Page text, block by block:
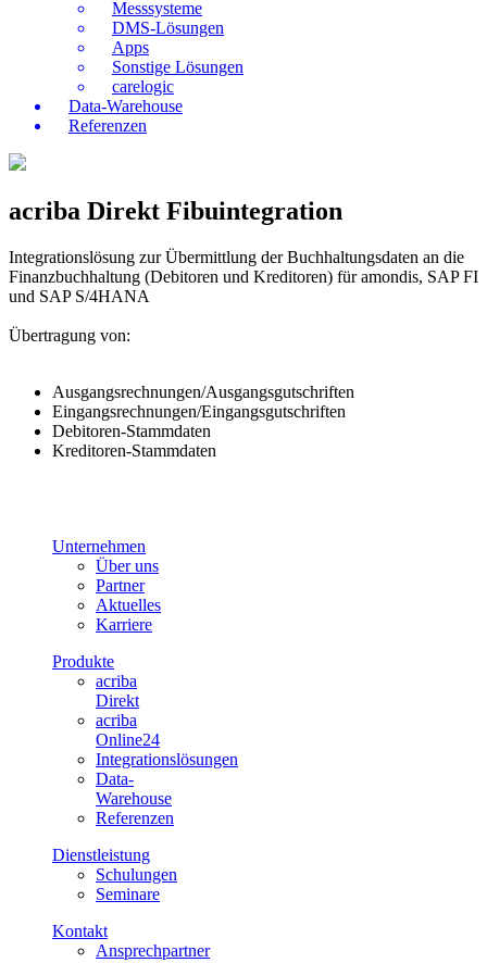
Messsysteme
DMS-Lösungen
Apps
Sonstige Lösungen
carelogic
Data-Warehouse
Referenzen
acriba Direkt Fibuintegration
Integrationslösung zur Übermittlung der Buchhaltungsdaten an die
Finanzbuchhaltung (Debitoren und Kreditoren) für amondis, SAP FI
und SAP S/4HANA
Übertragung von:
Ausgangsrechnungen/Ausgangsgutschriften
Eingangsrechnungen/Eingangsgutschriften
Debitoren-Stammdaten
Kreditoren-Stammdaten
Unternehmen
Über uns
Partner
Aktuelles
Karriere
Produkte
acriba
Direkt
acriba
Online24
Integrationslösungen
Data-
Warehouse
Referenzen
Dienstleistung
Schulungen
Seminare
Kontakt
Ansprechpartner